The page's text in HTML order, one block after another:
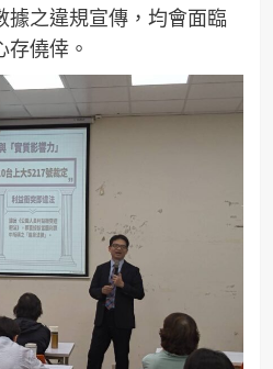
據之違規宣傳，均會面臨
僥倖。